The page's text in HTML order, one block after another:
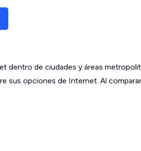
dentro de ciudades y áreas
sus opciones de Internet. Al